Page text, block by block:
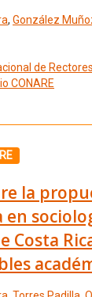
, González
de Rectores
CONARE
la
en
Costa